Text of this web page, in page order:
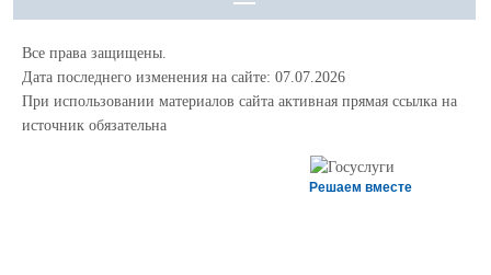
Все права защищены.
Дата последнего изменения на сайте: 07.07.2026
При использовании материалов сайта активная прямая ссылка на
источник обязательна
Решаем вместе